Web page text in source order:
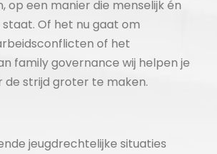
op een manier die menselijk én
Of het nu gaat om
of het
family governance wij helpen je
de strijd groter te maken.
jeugdrechtelijke situaties